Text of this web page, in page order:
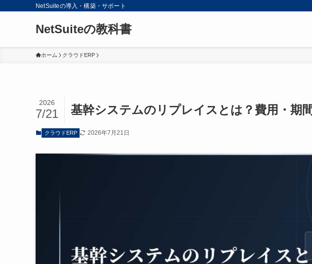
NetSuiteの導入・構築・サポート
NetSuiteの教科書
ホーム クラウドERP
基幹システムのリプレイスとは？費用・期
2026
7/21
クラウドERP 2026年7月21日